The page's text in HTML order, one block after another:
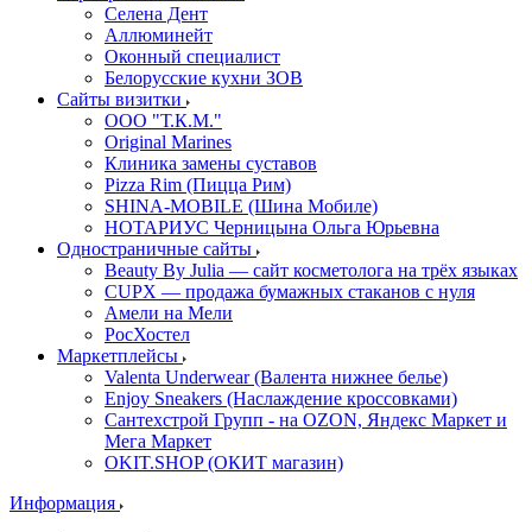
Селена Дент
Аллюминейт
Оконный специалист
Белорусские кухни ЗОВ
Сайты визитки
ООО "Т.К.М."
Original Marines
Клиника замены суставов
Pizza Rim (Пицца Рим)
SHINA-MOBILE (Шина Мобиле)
НОТАРИУС Черницына Ольга Юрьевна
Одностраничные сайты
Beauty By Julia — сайт косметолога на трёх языках
CUPX — продажа бумажных стаканов с нуля
Амели на Мели
РосХостел
Маркетплейсы
Valenta Underwear (Валента нижнее белье)
Enjoy Sneakers (Наслаждение кроссовками)
Сантехcтрой Групп - на OZON, Яндекс Маркет и
Мега Маркет
OKIT.SHOP (ОКИТ магазин)
Информация